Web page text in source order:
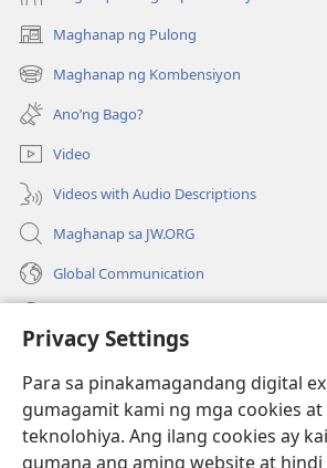
Privacy Settings
Para sa pinakamagandang digital
gumagamit kami ng mga cookies
teknolohiya. Ang ilang cookies ay
gumana ang aming website at
Maghanap ng Pulong
(may
bubukas
na
bagong
window)
Maghanap ng Kombensiyon
(may
bubukas
na
bagong
window)
Ano’ng Bago?
Video
Videos with Audio Descriptions
Maghanap sa JW.ORG
Global Communication
(may
na
bagong
window)
Watchtower ONLINE LIBRARY™
(may
bubukas